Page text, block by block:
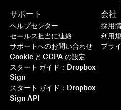
これまで以上に速
安全に：Dropbox
化をめざす
続きを読む
サポート
ヘルプセンター
セールス担当に連絡
サポートへのお問い合わせ
Cookie と CCPA の設定
スタート ガイド：Dropbox
Sign
スタート ガイド：Dropbox
Sign API
会社
採用
利用
プラ